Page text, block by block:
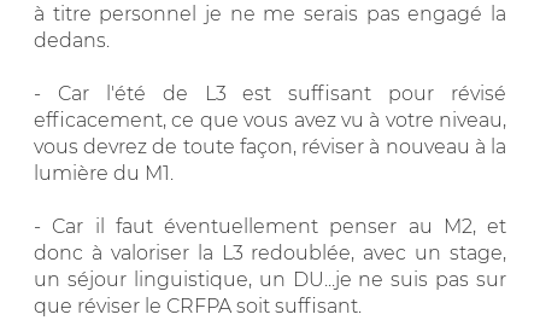
à titre personnel je ne me serais pas engagé la
dedans.
- Car l'été de L3 est suffisant pour révisé
efficacement, ce que vous avez vu à votre niveau,
vous devrez de toute façon, réviser à nouveau à la
lumière du M1.
- Car il faut éventuellement penser au M2, et
donc à valoriser la L3 redoublée, avec un stage,
un séjour linguistique, un DU...je ne suis pas sur
que réviser le CRFPA soit suffisant.